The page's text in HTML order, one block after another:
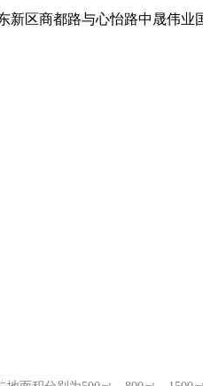
新区商都路与心怡路中晟伟业